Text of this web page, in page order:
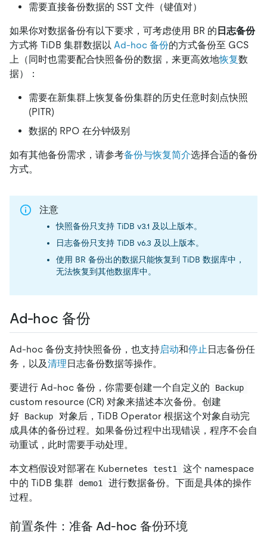
需要直接备份数据的 SST 文件（键值对）
如果你对数据备份有以下要求，可考虑使用 BR 的 日志备份
方式将 TiDB 集群数据以 Ad-hoc 备份的方式备份至 GCS
上（同时也需要配合快照备份的数据，来更高效地恢复数
据）：
需要在新集群上恢复备份集群的历史任意时刻点快照
(PITR)
数据的 RPO 在分钟级别
如有其他备份需求，请参考备份与恢复简介选择合适的备份
方式。
注意
快照备份只支持 TiDB v3.1 及以上版本。
日志备份只支持 TiDB v6.3 及以上版本。
使用 BR 备份出的数据只能恢复到 TiDB 数据库中，
无法恢复到其他数据库中。
Ad-hoc 备份
Ad-hoc 备份支持快照备份，也支持启动和停止 日志备份任
务，以及清理日志备份数据等操作。
要进行 Ad-hoc 备份，你需要创建一个自定义的 Backup
custom resource (CR) 对象来描述本次备份。创建
好
Backup
对象后，TiDB Operator 根据这个对象自动完
成具体的备份过程。如果备份过程中出现错误，程序不会自
动重试，此时需要手动处理。
本文档假设对部署在 Kubernetes test1
这个 namespace
中的 TiDB 集群
demo1
进行数据备份。下面是具体的操作
过程。
前置条件：准备 Ad-hoc 备份环境